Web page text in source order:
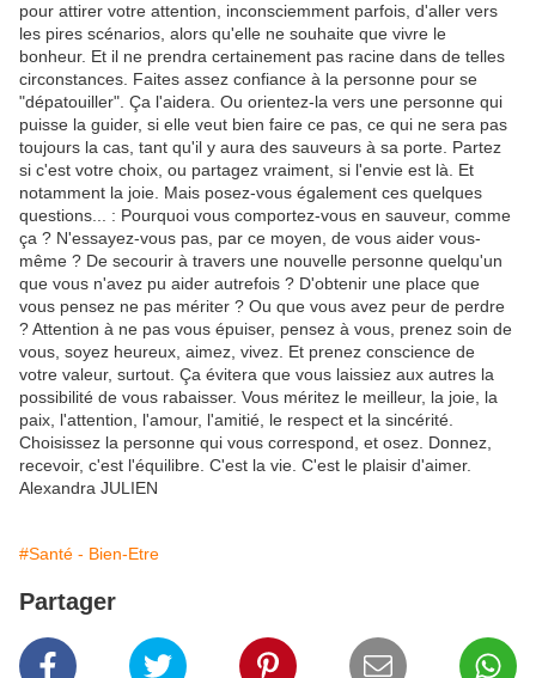
pour attirer votre attention, inconsciemment parfois, d'aller vers
les pires scénarios, alors qu'elle ne souhaite que vivre le
bonheur. Et il ne prendra certainement pas racine dans de telles
circonstances. Faites assez confiance à la personne pour se
"dépatouiller". Ça l'aidera. Ou orientez-la vers une personne qui
puisse la guider, si elle veut bien faire ce pas, ce qui ne sera pas
toujours la cas, tant qu'il y aura des sauveurs à sa porte. Partez
si c'est votre choix, ou partagez vraiment, si l'envie est là. Et
notamment la joie. Mais posez-vous également ces quelques
questions... : Pourquoi vous comportez-vous en sauveur, comme
ça ? N'essayez-vous pas, par ce moyen, de vous aider vous-
même ? De secourir à travers une nouvelle personne quelqu'un
que vous n'avez pu aider autrefois ? D'obtenir une place que
vous pensez ne pas mériter ? Ou que vous avez peur de perdre
? Attention à ne pas vous épuiser, pensez à vous, prenez soin de
vous, soyez heureux, aimez, vivez. Et prenez conscience de
votre valeur, surtout. Ça évitera que vous laissiez aux autres la
possibilité de vous rabaisser. Vous méritez le meilleur, la joie, la
paix, l'attention, l'amour, l'amitié, le respect et la sincérité.
Choisissez la personne qui vous correspond, et osez. Donnez,
recevoir, c'est l'équilibre. C'est la vie. C'est le plaisir d'aimer.
Alexandra JULIEN
#Santé - Bien-Etre
Partager